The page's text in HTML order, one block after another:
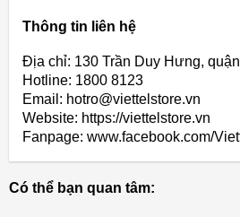
Thông tin liên hệ
Địa chỉ: 130 Trần Duy Hưng,
Hotline: 1800 8123
Email: hotro@viettelstore.vn
Website: https://viettelstore.vn
Fanpage: www.facebook.com/
Có thể bạn quan tâm: